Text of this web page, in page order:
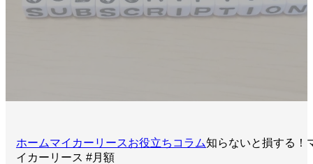
ホームマイカーリースお役立ちコラム知らないと損する！
イカーリース #月額